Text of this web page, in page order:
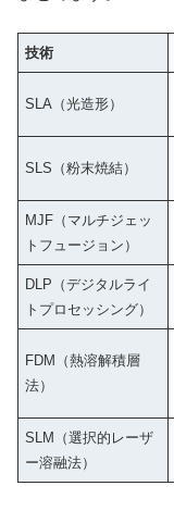
技術
SLA（光造形）
SLS（粉末焼結）
MJF（マルチジェッ
トフュージョン）
DLP（デジタルライ
トプロセッシング）
FDM（熱溶解積層
法）
SLM（選択的レーザ
ー溶融法）